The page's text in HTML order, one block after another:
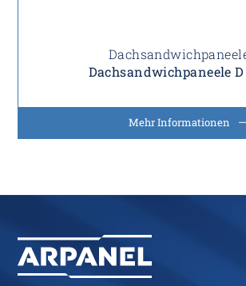
Dachsandwichpaneele D
Mehr Informationen